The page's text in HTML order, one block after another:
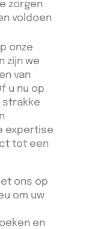
zorgen
voldoen
onze
zijn we
van
u nu op
strakke
expertise
tot een
ons op
om uw
en